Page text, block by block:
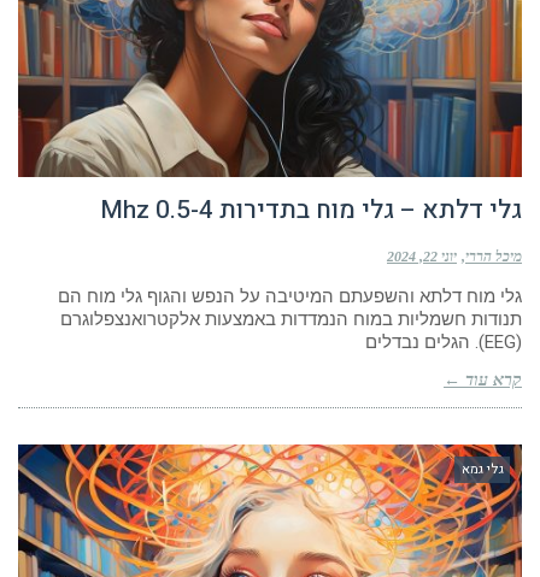
גלי דלתא – גלי מוח בתדירות 0.5-4 Mhz
מיכל הררי יוני 22, 2024
גלי מוח דלתא והשפעתם המיטיבה על הנפש והגוף גלי מוח הם
תנודות חשמליות במוח הנמדדות באמצעות אלקטרואנצפלוגרם
(EEG). הגלים נבדלים
קרא עוד ←
גלי גמא